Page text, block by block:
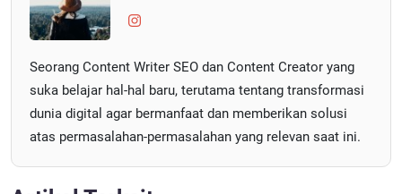
Seorang Content Writer SEO dan Content Creator yang
suka belajar hal-hal baru, terutama tentang transformasi
dunia digital agar bermanfaat dan memberikan solusi
atas permasalahan-permasalahan yang relevan saat ini.